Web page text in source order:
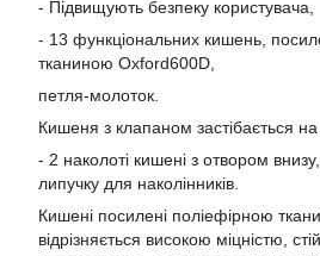
- Підвищують безпеку користувача,
- 13 функціональних кишень,
тканиною Oxford600D,
петля-молоток.
Кишеня з клапаном застібається на
- 2 наколоті кишені з отвором
липучку для наколінників.
Кишені посилені поліефірною
відрізняється високою міцністю,